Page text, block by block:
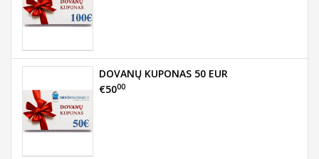
DOVANŲ KUPONAS 50 EUR
€5000